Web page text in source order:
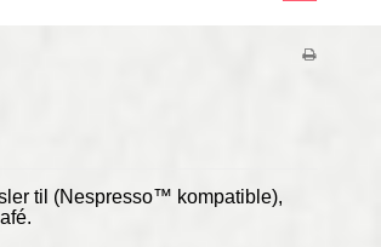
til (Nespresso™ kompatible),